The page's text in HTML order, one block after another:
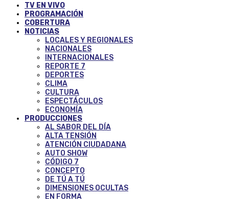
TV EN VIVO
PROGRAMACIÓN
COBERTURA
NOTICIAS
LOCALES Y REGIONALES
NACIONALES
INTERNACIONALES
REPORTE 7
DEPORTES
CLIMA
CULTURA
ESPECTÁCULOS
ECONOMÍA
PRODUCCIONES
AL SABOR DEL DÍA
ALTA TENSIÓN
ATENCIÓN CIUDADANA
AUTO SHOW
CÓDIGO 7
CONCEPTO
DE TÚ A TÚ
DIMENSIONES OCULTAS
EN FORMA